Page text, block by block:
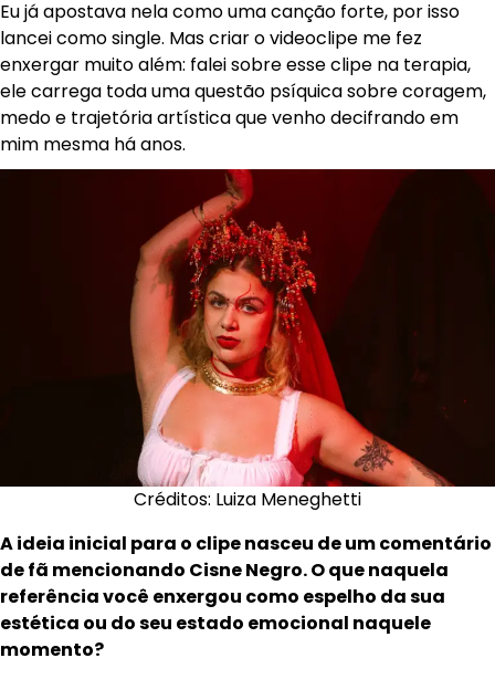
Eu já apostava nela como uma canção forte, por isso
lancei como single. Mas criar o videoclipe me fez
enxergar muito além: falei sobre esse clipe na terapia,
ele carrega toda uma questão psíquica sobre coragem,
medo e trajetória artística que venho decifrando em
mim mesma há anos.
Créditos: Luiza Meneghetti
A ideia inicial para o clipe nasceu de um comentário
de fã mencionando Cisne Negro. O que naquela
referência você enxergou como espelho da sua
estética ou do seu estado emocional naquele
momento?